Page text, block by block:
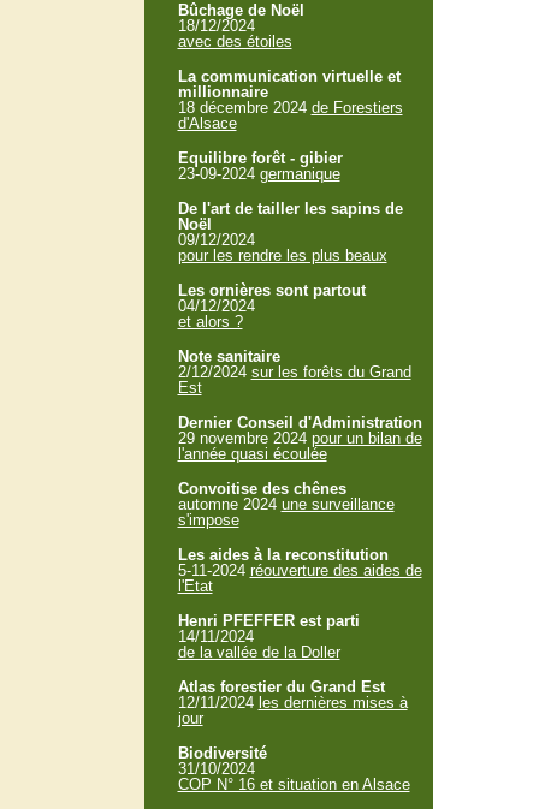
Bûchage de Noël
18/12/2024
avec des étoiles
La communication virtuelle et
millionnaire
18 décembre 2024 de Forestiers
d'Alsace
Equilibre forêt - gibier
23-09-2024 germanique
De l'art de tailler les sapins de
Noël
09/12/2024
pour les rendre les plus beaux
Les ornières sont partout
04/12/2024
et alors ?
Note sanitaire
2/12/2024 sur les forêts du Grand
Est
Dernier Conseil d'Administration
29 novembre 2024 pour un bilan de
l'année quasi écoulée
Convoitise des chênes
automne 2024 une surveillance
s'impose
Les aides à la reconstitution
5-11-2024 réouverture des aides de
l'Etat
Henri PFEFFER est parti
14/11/2024
de la vallée de la Doller
Atlas forestier du Grand Est
12/11/2024 les dernières mises à
jour
Biodiversité
31/10/2024
COP N° 16 et situation en Alsace